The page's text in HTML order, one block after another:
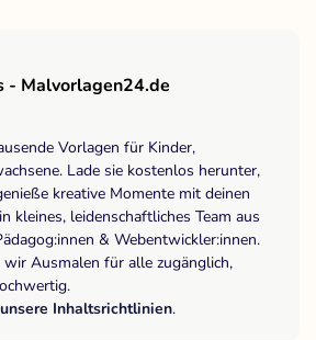
- Malvorlagen24.de
Vorlagen für Kinder,
Lade sie kostenlos herunter,
kreative Momente mit deinen
kleines, leidenschaftliches Team aus
& Webentwickler:innen.
wir Ausmalen für alle zugänglich,
unsere Inhaltsrichtlinien.